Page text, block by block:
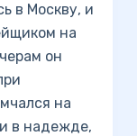
в Москву, и
на
он
на
в надежде,